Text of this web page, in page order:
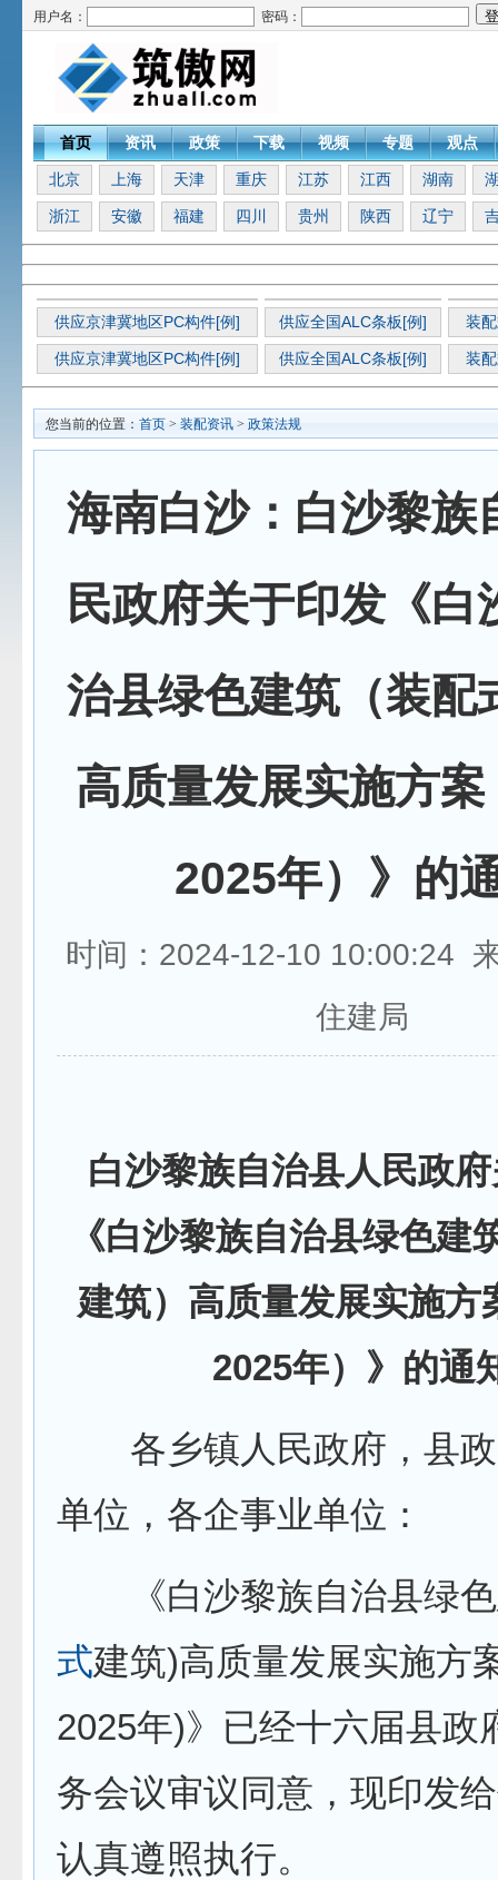
用户名： 密码：
首页 资讯 政策 下载 视频 专题 观点
北京 上海 天津 重庆 江苏 江西 湖南
浙江 安徽 福建 四川 贵州 陕西 辽宁
供应京津冀地区PC构件[例] 供应全国ALC条板[例] 装
供应京津冀地区PC构件[例] 供应全国ALC条板[例] 装
您当前的位置： 首页 > 装配资讯 > 政策法规
海南白沙：白沙黎族
民政府关于印发《白
治县绿色建筑（装配
高质量发展实施方
2025年）》的
时间：2024-12-10 10:00:24
住建局
白沙黎族自治县人民政
《白沙黎族自治县绿色建
建筑）高质量发展实施方
2025年）》的通
各乡镇人民政府，县政
单位，各企事业单位：
《白沙黎族自治县绿色
式建筑)高质量发展实施方
2025年)》已经十六届县政
务会议审议同意，现印发
认真遵照执行。